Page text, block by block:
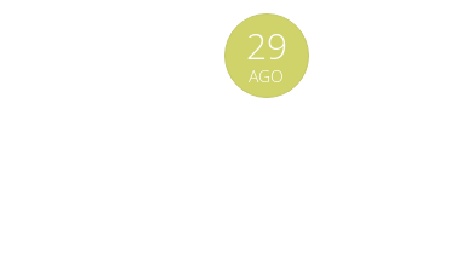
29
AGO